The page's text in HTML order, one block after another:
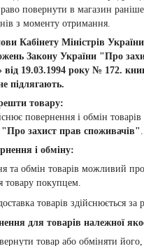
повернути в магазин
з моменту отримання.
Кабінету Міністрів
Закону України "Про
від 19.03.1994 року № 172.
підлягають.
товару:
повернення і обмін товарів
"Про захист прав споживачів".
і обміну:
та обмін товарів можливий
товару покупцем.
товарів здійснюється за
для товарів належної
товар або обміняти